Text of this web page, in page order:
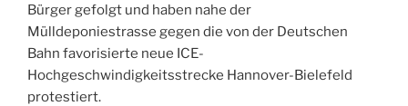
Bürger gefolgt und haben nahe der
Mülldeponiestrasse gegen die von der Deutschen
Bahn favorisierte neue ICE-
Hochgeschwindigkeitsstrecke Hannover-Bielefeld
protestiert.